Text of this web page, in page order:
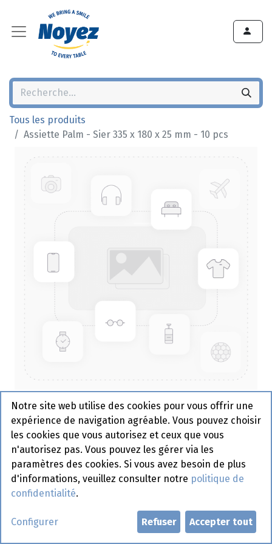
Tous les produits
Assiette Palm - Sier 335 x 180 x 25 mm - 10 pcs
Assiette Palm - Sier 335 x 180 x
25 mm - 10 pcs
Actif
Demander un compte
Notre site web utilise des cookies pour vous offrir une
expérience de navigation agréable. Vous pouvez choisir
les cookies que vous autorisez et ceux que vous
n'autorisez pas. Vous pouvez les gérer via les
paramètres des cookies. Si vous avez besoin de plus
d'informations, veuillez consulter notre politique de
confidentialité.
Configurer Refuser Accepter tout